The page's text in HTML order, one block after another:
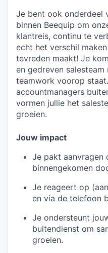
Je bent ook onderdeel
binnen Beequip om
klantreis, continu te
echt het verschil
tevreden maakt! Je
en gedreven
teamwork voorop
accountmanagers
vormen jullie het
groeien.
Jouw impact
Je pakt aanvragen
binnengekomen
Je reageert op
en via de telefoon
Je ondersteunt
buitendienst om
groeien.